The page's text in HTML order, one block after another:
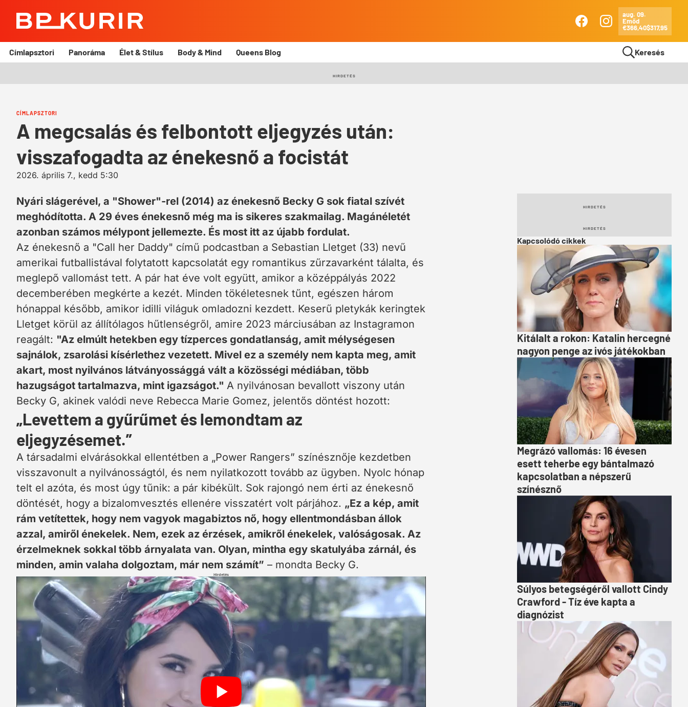
Kurír
FacebookInstagram
Ma
aug. 09.
Emőd
€366,40$317,95
Címlapsztori Panoráma Élet & Stílus Body & Mind Queens Blog Keresés
HIRDETÉS
CÍMLAPSZTORI
A megcsalás és felbontott eljegyzés után:
visszafogadta az énekesnő a focistát
2026. április 7., kedd 5:30
HIRDETÉS
HIRDETÉS
Kapcsolódó cikkek
Kitálalt a rokon: Katalin hercegné
nagyon penge az ivós játékokban
Megrázó vallomás: 16 évesen
esett teherbe egy bántalmazó
kapcsolatban a népszerű
színésznő
Súlyos betegségéről vallott Cindy
Crawford - Tíz éve kapta a
diagnózist
Nyári slágerével, a "Shower"-rel (2014) az énekesnő Becky G sok fiatal szívét
meghódította. A 29 éves énekesnő még ma is sikeres szakmailag. Magánéletét
azonban számos mélypont jellemezte. És most itt az újabb fordulat.
Az énekesnő a "Call her Daddy" című podcastban a Sebastian Lletget (33) nevű
amerikai futballistával folytatott kapcsolatát egy romantikus zűrzavarként tálalta, és
meglepő vallomást tett. A pár hat éve volt együtt, amikor a középpályás 2022
decemberében megkérte a kezét. Minden tökéletesnek tűnt, egészen három
hónappal később, amikor idilli világuk omladozni kezdett. Keserű pletykák keringtek
Lletget körül az állítólagos hűtlenségről, amire 2023 márciusában az Instagramon
reagált: "Az elmúlt hetekben egy tízperces gondatlanság, amit mélységesen
sajnálok, zsarolási kísérlethez vezetett. Mivel ez a személy nem kapta meg, amit
akart, most nyilvános látványossággá vált a közösségi médiában, több
hazugságot tartalmazva, mint igazságot." A nyilvánosan bevallott viszony után
Becky G, akinek valódi neve Rebecca Marie Gomez, jelentős döntést hozott:
„Levettem a gyűrűmet és lemondtam az
eljegyzésemet.”
A társadalmi elvárásokkal ellentétben a „Power Rangers” színésznője kezdetben
visszavonult a nyilvánosságtól, és nem nyilatkozott tovább az ügyben. Nyolc hónap
telt el azóta, és most úgy tűnik: a pár kibékült. Sok rajongó nem érti az énekesnő
döntését, hogy a bizalomvesztés ellenére visszatért volt párjához. „Ez a kép, amit
rám vetítettek, hogy nem vagyok magabiztos nő, hogy ellentmondásban állok
azzal, amiről énekelek. Nem, ezek az érzések, amikről énekelek, valóságosak. Az
érzelmeknek sokkal több árnyalata van. Olyan, mintha egy skatulyába zárnál, és
minden, amin valaha dolgoztam, már nem számít” – mondta Becky G.
Hirdetés